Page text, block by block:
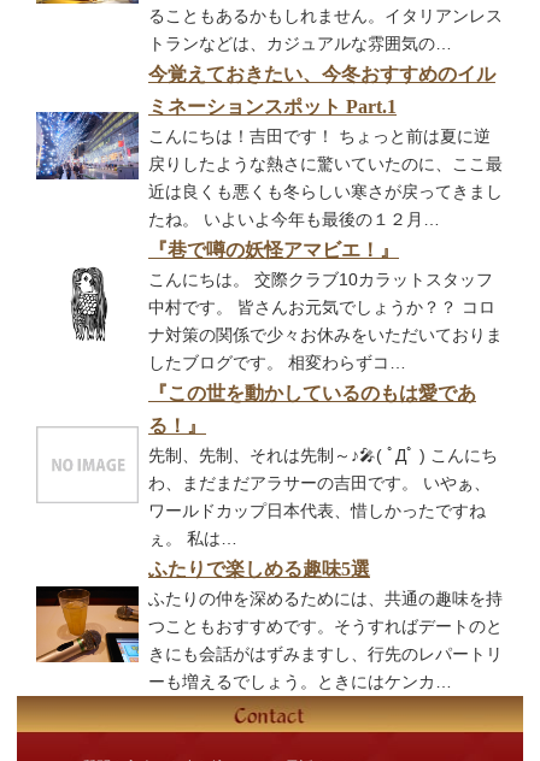
ることもあるかもしれません。イタリアンレス
トランなどは、カジュアルな雰囲気の…
今覚えておきたい、今冬おすすめのイル
ミネーションスポット Part.1
こんにちは！吉田です！ ちょっと前は夏に逆
戻りしたような熱さに驚いていたのに、ここ最
近は良くも悪くも冬らしい寒さが戻ってきまし
たね。 いよいよ今年も最後の１２月…
『巷で噂の妖怪アマビエ！』
こんにちは。 交際クラブ10カラットスタッフ
中村です。 皆さんお元気でしょうか？？ コロ
ナ対策の関係で少々お休みをいただいておりま
したブログです。 相変わらずコ…
『この世を動かしているのもは愛であ
る！』
先制、先制、それは先制～♪🎤( ﾟДﾟ ) こんにち
わ、まだまだアラサーの吉田です。 いやぁ、
ワールドカップ日本代表、惜しかったですね
ぇ。 私は…
ふたりで楽しめる趣味5選
ふたりの仲を深めるためには、共通の趣味を持
つこともおすすめです。そうすればデートのと
きにも会話がはずみますし、行先のレパートリ
ーも増えるでしょう。ときにはケンカ…